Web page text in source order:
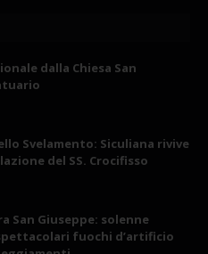
dalla Chiesa San
Svelamento: Siculiana rivive
del SS. Crocifisso
San Giuseppe: solenne
fuochi d’artificio